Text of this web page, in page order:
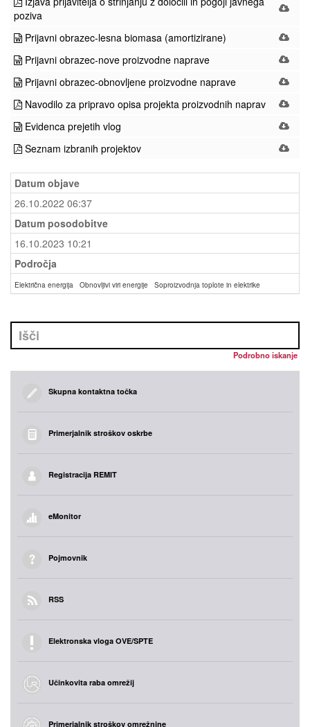
poziva
Prijavni obrazec-lesna biomasa (amortizirane)
Prijavni obrazec-nove proizvodne naprave
Prijavni obrazec-obnovljene proizvodne naprave
Navodilo za pripravo opisa projekta proizvodnih naprav
Evidenca prejetih vlog
Seznam izbranih projektov
Datum objave
26.10.2022 06:37
Datum posodobitve
16.10.2023 10:21
Področja
Električna energija Obnovljivi viri energije Soproizvodnja toplote in elektrike
Podrobno iskanje
Skupna kontaktna točka
Primerjalnik stroškov oskrbe
Registracija REMIT
eMonitor
Pojmovnik
RSS
Elektronska vloga OVE/SPTE
Učinkovita raba omrežij
Primerjalnik stroškov omrežnine